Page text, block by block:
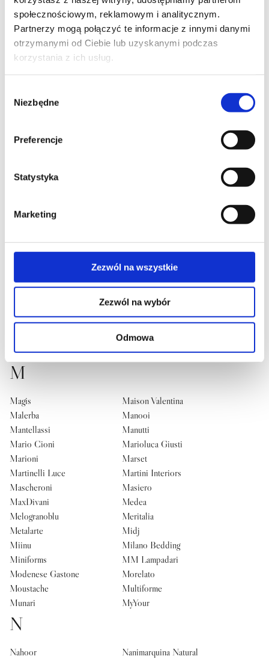
społecznościowym, reklamowym i analitycznym.
Partnerzy mogą połączyć te informacje z innymi danymi
otrzymanymi od Ciebie lub uzyskanymi podczas
korzystania z ich usług.
zgody
Niezbędne
Preferencje
Statystyka
Marketing
Zezwól na wszystkie
Zezwól na wybór
Odmowa
IVV
J
Jumbo Collections
Kettal
Kristalia
L’Ottocento
Lapalma
Lasvit
Lee Broom
Liebherr
Lithos Design
Longhi
Loomiosa
Louis Poulsen
Luigi Volpi
Luxxu
LZF Lamps
M
Magis
Maison Valentina
Malerba
Manooi
Mantellassi
Manutti
Mario Cioni
Marioluca Giusti
Marioni
Marset
Martinelli Luce
Martini Interiors
Mascheroni
Masiero
MaxDivani
Medea
Melogranoblu
Meritalia
Metalarte
Midj
Miinu
Milano Bedding
Miniforms
MM Lampadari
Modenese Gastone
Morelato
Moustache
Multiforme
Munari
MyYour
N
Nahoor
Nanimarquina Natural